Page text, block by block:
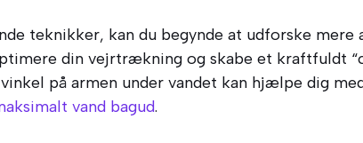
teknikker, kan du begynde at udforske mere
din vejrtrækning og skabe et kraftfuldt
på armen under vandet kan hjælpe dig
vand bagud.